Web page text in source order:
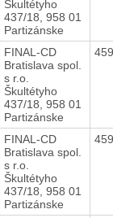
Škultétyho
437/18, 958 01
Partizánske
FINAL-CD
Bratislava spol.
s r.o.
Škultétyho
437/18, 958 01
Partizánske
FINAL-CD
Bratislava spol.
s r.o.
Škultétyho
437/18, 958 01
Partizánske